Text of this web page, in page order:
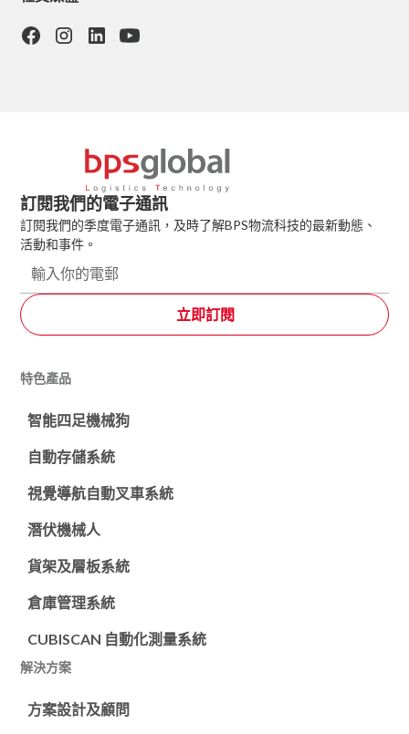
訂閱我們的電子通訊
訂閱我們的季度電子通訊，及時了解BPS物流科技的最新動態、
活動和事件。
特色產品
智能四足機械狗
自動存儲系統
視覺導航自動叉車系統
潛伏機械人
貨架及層板系統
倉庫管理系統
CUBISCAN 自動化測量系統
解決方案
方案設計及顧問